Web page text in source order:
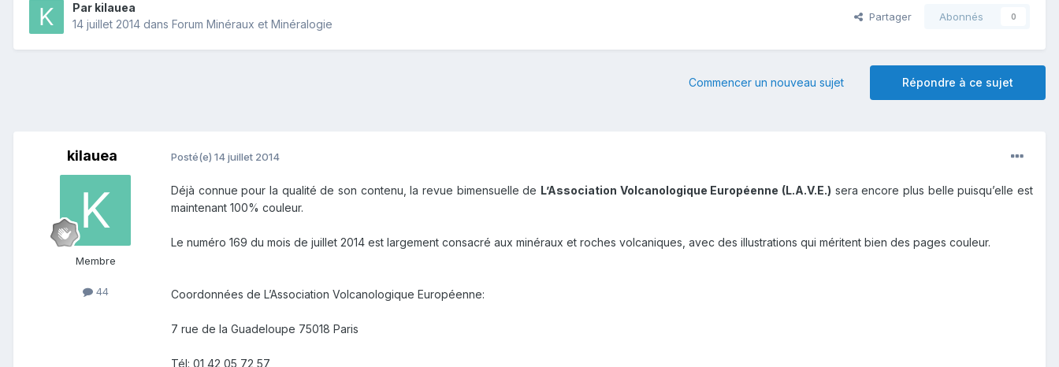
Par kilauea
14 juillet 2014 dans Forum Minéraux et Minéralogie
Partager Abonnés 0
Répondre à ce sujet
Commencer un nouveau sujet
kilauea
Membre
44
Posté(e) 14 juillet 2014
Déjà connue pour la qualité de son contenu, la revue bimensuelle de L’Association Volcanologique Européenne (L.A.V.E.) sera encore plus belle puisqu’elle est
maintenant 100% couleur.
Le numéro 169 du mois de juillet 2014 est largement consacré aux minéraux et roches volcaniques, avec des illustrations qui méritent bien des pages couleur.
Coordonnées de L’Association Volcanologique Européenne:
7 rue de la Guadeloupe 75018 Paris
Tél: 01 42 05 72 57